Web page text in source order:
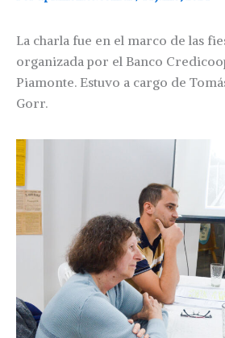
La charla fue en el marco de las
organizada por el Banco
Piamonte. Estuvo a cargo de
Gorr.